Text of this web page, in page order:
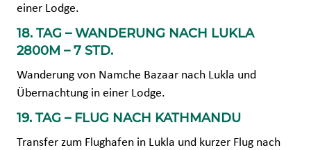
einer Lodge.
18. TAG – WANDERUNG NACH LUKLA
2800M – 7 STD.
Wanderung von Namche Bazaar nach Lukla und
Übernachtung in einer Lodge.
19. TAG – FLUG NACH KATHMANDU
Transfer zum Flughafen in Lukla und kurzer Flug nach